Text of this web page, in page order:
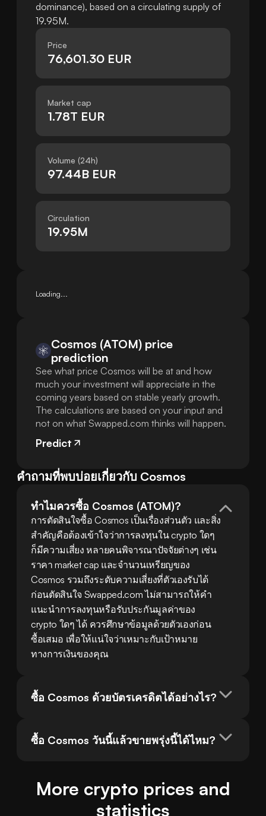
dominance), based on a circulating supply of
19.95M.
Price
76,601.30 EUR
Market cap
1.78T EUR
Volume (24h)
97.44B EUR
Circulation
19.95M
Loading...
Cosmos (ATOM) price
prediction
See what price Cosmos will be at and how
much your investment will appreciate in the
coming years based on stable yearly growth.
The calculations are based on your input and
not on what Swapped.com thinks will happen.
Predict
คำถามที่พบบ่อยเกี่ยวกับ Cosmos
ทำไมควรซื้อ Cosmos (ATOM)?
การตัดสินใจซื้อ Cosmos เป็นเรื่องส่วนตัว และสิ่ง
สำคัญคือต้องเข้าใจว่าการลงทุนใน crypto ใดๆ
ก็มีความเสี่ยง หลายคนพิจารณาปัจจัยต่างๆ เช่น
ราคา market cap และจำนวนเหรียญของ
Cosmos รวมถึงระดับความเสี่ยงที่ตัวเองรับได้
ก่อนตัดสินใจ Swapped.com ไม่สามารถให้คำ
แนะนำการลงทุนหรือรับประกันมูลค่าของ
crypto ใดๆ ได้ ควรศึกษาข้อมูลด้วยตัวเองก่อน
ซื้อเสมอ เพื่อให้แน่ใจว่าเหมาะกับเป้าหมาย
ทางการเงินของคุณ
ซื้อ Cosmos ด้วยบัตรเครดิตได้อย่างไร?
ซื้อ Cosmos วันนี้แล้วขายพรุ่งนี้ได้ไหม?
More crypto prices and
statistics